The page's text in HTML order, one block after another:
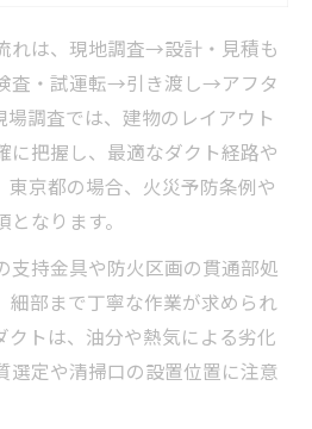
れは、現地調査→設計・見積も
・試運転→引き渡し→アフタ
調査では、建物のレイアウト
に把握し、最適なダクト経路や
東京都の場合、火災予防条例や
なります。
支持金具や防火区画の貫通部処
細部まで丁寧な作業が求められ
クトは、油分や熱気による劣化
選定や清掃口の設置位置に注意